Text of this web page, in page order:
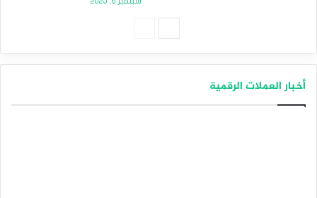
أخبار العملات الرقمية